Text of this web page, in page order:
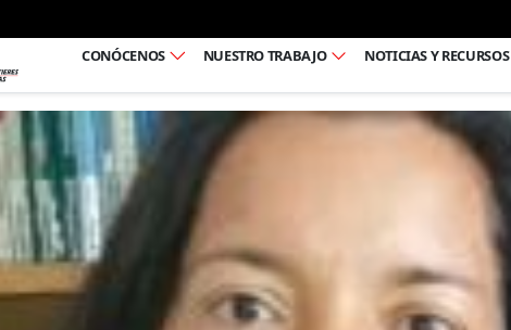
CONÓCENOS
NUESTRO TRABAJO NOTICIAS Y RECURSOS